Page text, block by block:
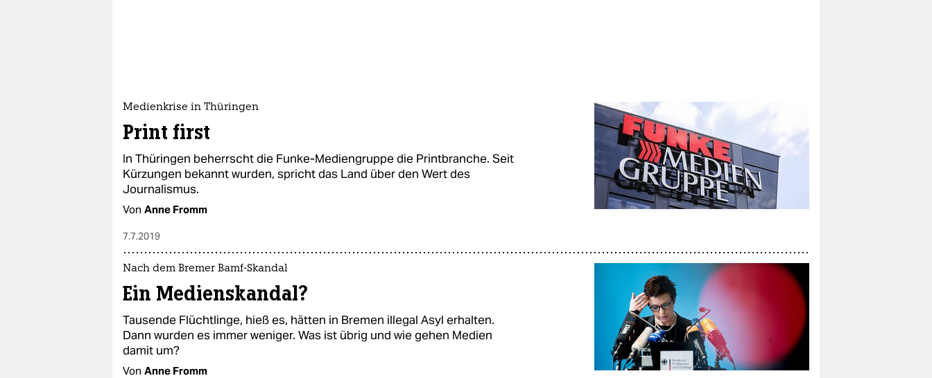
Medienkrise in Thüringen
Print first
In Thüringen beherrscht die Funke-Mediengruppe die Printbranche. Seit
Kürzungen bekannt wurden, spricht das Land über den Wert des
Journalismus.
Von Anne Fromm
7.7.2019
Nach dem Bremer Bamf-Skandal
Ein Medienskandal?
Tausende Flüchtlinge, hieß es, hätten in Bremen illegal Asyl erhalten.
Dann wurden es immer weniger. Was ist übrig und wie gehen Medien
damit um?
Von Anne Fromm